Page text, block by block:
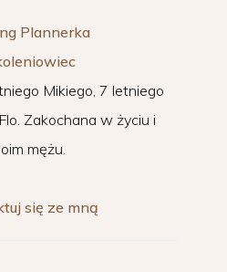
Plannerka
Mikiego, 7 letniego
Zakochana w życiu i
mężu.
się ze mną